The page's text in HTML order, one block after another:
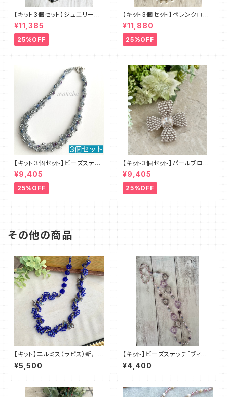
【キット3個セット】ジュエリーク
ロッシェロングネックレス《ルン
ト》クロ amu＋塩川千映子 a
mu
¥11,385
25%OFF
【キット3個セット】ペレンクロッ
シェ《ペルルロング》全2色 amu
＋塩川千映子
¥11,880
25%OFF
【キット３個セット】ビーズステッ
チキット・ブルーレース デザイ
ン：清水理子
¥9,405
25%OFF
【キット3個セット】パールブロー
チ（ピンクベージュ）澤田美子
¥9,405
25%OFF
その他の商品
【キット】エルミス（ラピス）新川
智未
¥5,500
【キット】ビーズステッチ「ヴィオ
レッタ・ネックレス」清水理子
¥4,400